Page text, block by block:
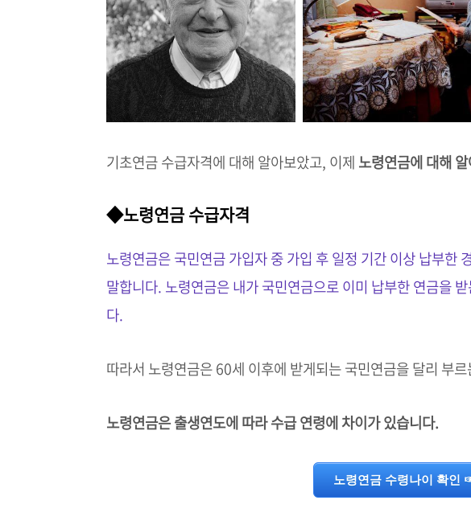
기초연금 수급자격에 대해 알아보았고, 이제 노령연금에 대해
◆노령연금 수급자격
노령연금은 국민연금 가입자 중 가입 후 일정 기간 이상 납부한
말합니다. 노령연금은 내가 국민연금으로 이미 납부한 연금을
다.
따라서 노령연금은 60세 이후에 받게되는 국민연금을 달리 부
노령연금은 출생연도에 따라 수급 연령에 차이가 있습니다.
노령연금 수령나이 확인